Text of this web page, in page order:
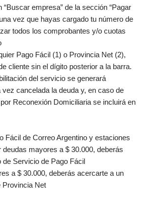
“Buscar empresa” de la sección “Pagar
vez que hayas cargado tu número de
todos los comprobantes y/o cuotas
Pago Fácil (1) o Provincia Net (2),
cliente sin el dígito posterior a la barra.
del servicio se generará
cancelada la deuda y, en caso de
Reconexión Domiciliaria se incluirá en
Fácil de Correo Argentino y estaciones
mayores a $ 30.000, deberás
Servicio de Pago Fácil
a $ 30.000, deberás acercarte a un
Provincia Net